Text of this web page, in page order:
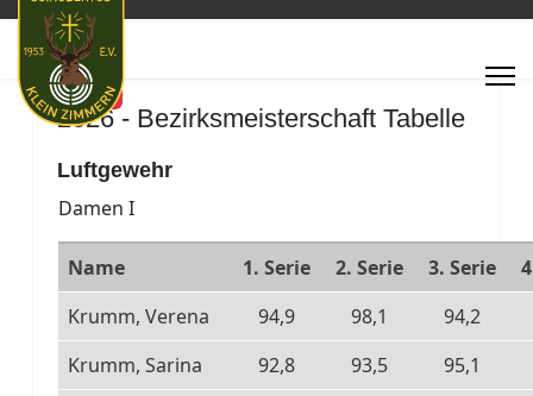
Featured
2026 - Bezirksmeisterschaft Tabelle
Luftgewehr
Damen I
Name 1. Serie 2. Serie 3. Serie
Krumm, Verena
94,9 98,1
94,2
Krumm, Sarina
92,8 93,5
95,1